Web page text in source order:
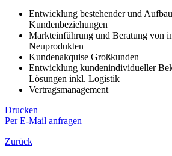
Entwicklung bestehender und
Kundenbeziehungen
Markteinführung und Beratung von
Neuprodukten
Kundenakquise Großkunden
Entwicklung kundenindividueller
Lösungen inkl. Logistik
Vertragsmanagement
Drucken
Per E-Mail anfragen
Zurück